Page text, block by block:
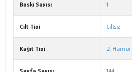
Baskı Sayısı 1
Cilt Tipi Ciltsiz
Kağıt Tipi 2. Hamur